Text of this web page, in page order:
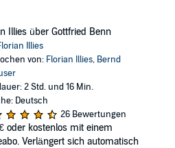
Verse.
wie wechselhaften
Illies in diesem Hörbuch.
mit dem
wie er Benns zwei letzten
Dichter ein einziges Rätsel
Ende allein die Worte Benns, die
und ihr Klang. "Leben ist
Illies über Gottfried Benn
Illies
von: Florian Illies, Bernd
2 Std. und 16 Min.
Deutsch
26 Bewertungen
oder kostenlos mit einem
Verlängert sich automatisch